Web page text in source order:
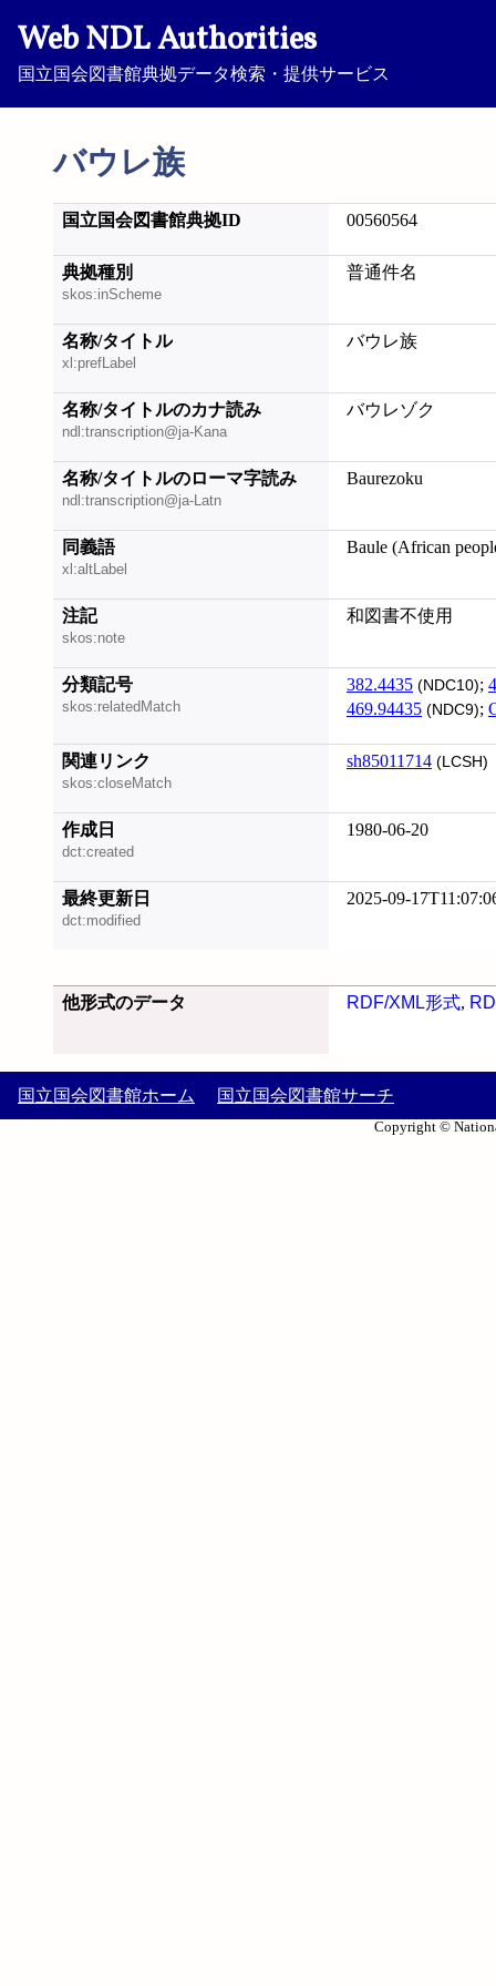
Web NDL Authorities
国立国会図書館典拠データ検索・提供サービス
バウレ族
国立国会図書館典拠ID 00560564
典拠種別
skos:inScheme
普通件名
名称/タイトル
xl:prefLabel
バウレ族
名称/タイトルのカナ読み
ndl:transcription@ja-Kana
バウレゾク
名称/タイトルのローマ字読み
ndl:transcription@ja-Latn
Baurezoku
同義語
xl:altLabel
Baule (African
注記
skos:note
和図書不使用
分類記号
skos:relatedMatch
382.4435 (NDC10);
469.94435 (NDC9);
関連リンク
skos:closeMatch
sh85011714 (LCSH)
作成日
dct:created
1980-06-20
最終更新日
dct:modified
2025-09-
他形式のデータ RDF/XML形式,
国立国会図書館ホーム 国立国会図書館サーチ
Copyright ©